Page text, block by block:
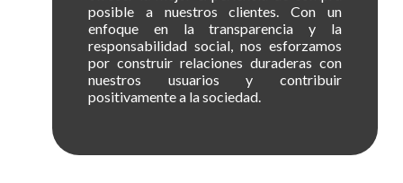
posible a nuestros clientes. Con un
enfoque en la transparencia y la
responsabilidad social, nos esforzamos
por construir relaciones duraderas con
nuestros usuarios y contribuir
positivamente a la sociedad.